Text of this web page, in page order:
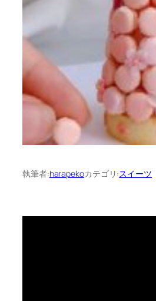
執筆者:harapekoカテゴリ:スイーツ